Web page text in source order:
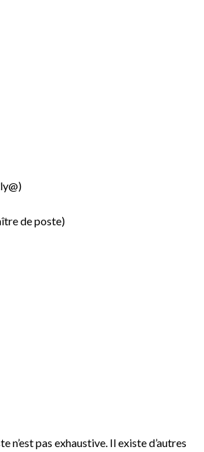
de poste)
n’est pas exhaustive. Il existe d’autres